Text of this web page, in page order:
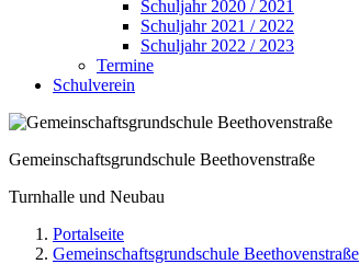
Schuljahr 2020 / 2021
Schuljahr 2021 / 2022
Schuljahr 2022 / 2023
Termine
Schulverein
Gemeinschaftsgrundschule Beethovenstraße
Turnhalle und Neubau
Portalseite
Gemeinschaftsgrundschule Beethovenstraße